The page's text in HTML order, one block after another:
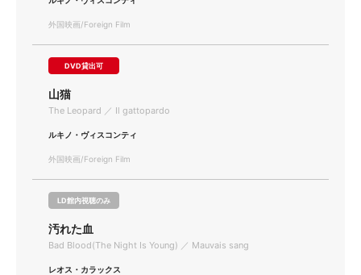
外国映画/Foreign Film
DVD貸出可
山猫
The Leopard ／ Il gattopardo
ルキノ・ヴィスコンティ
外国映画/Foreign Film
LD館内視聴のみ
汚れた血
Bad Blood(The Night Is Young) ／ Mauvais sang
レオス・カラックス